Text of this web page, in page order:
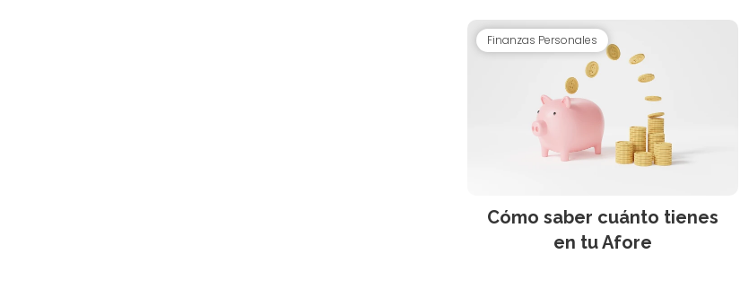
Finanzas Personales
Cómo saber cuánto tienes
en tu Afore